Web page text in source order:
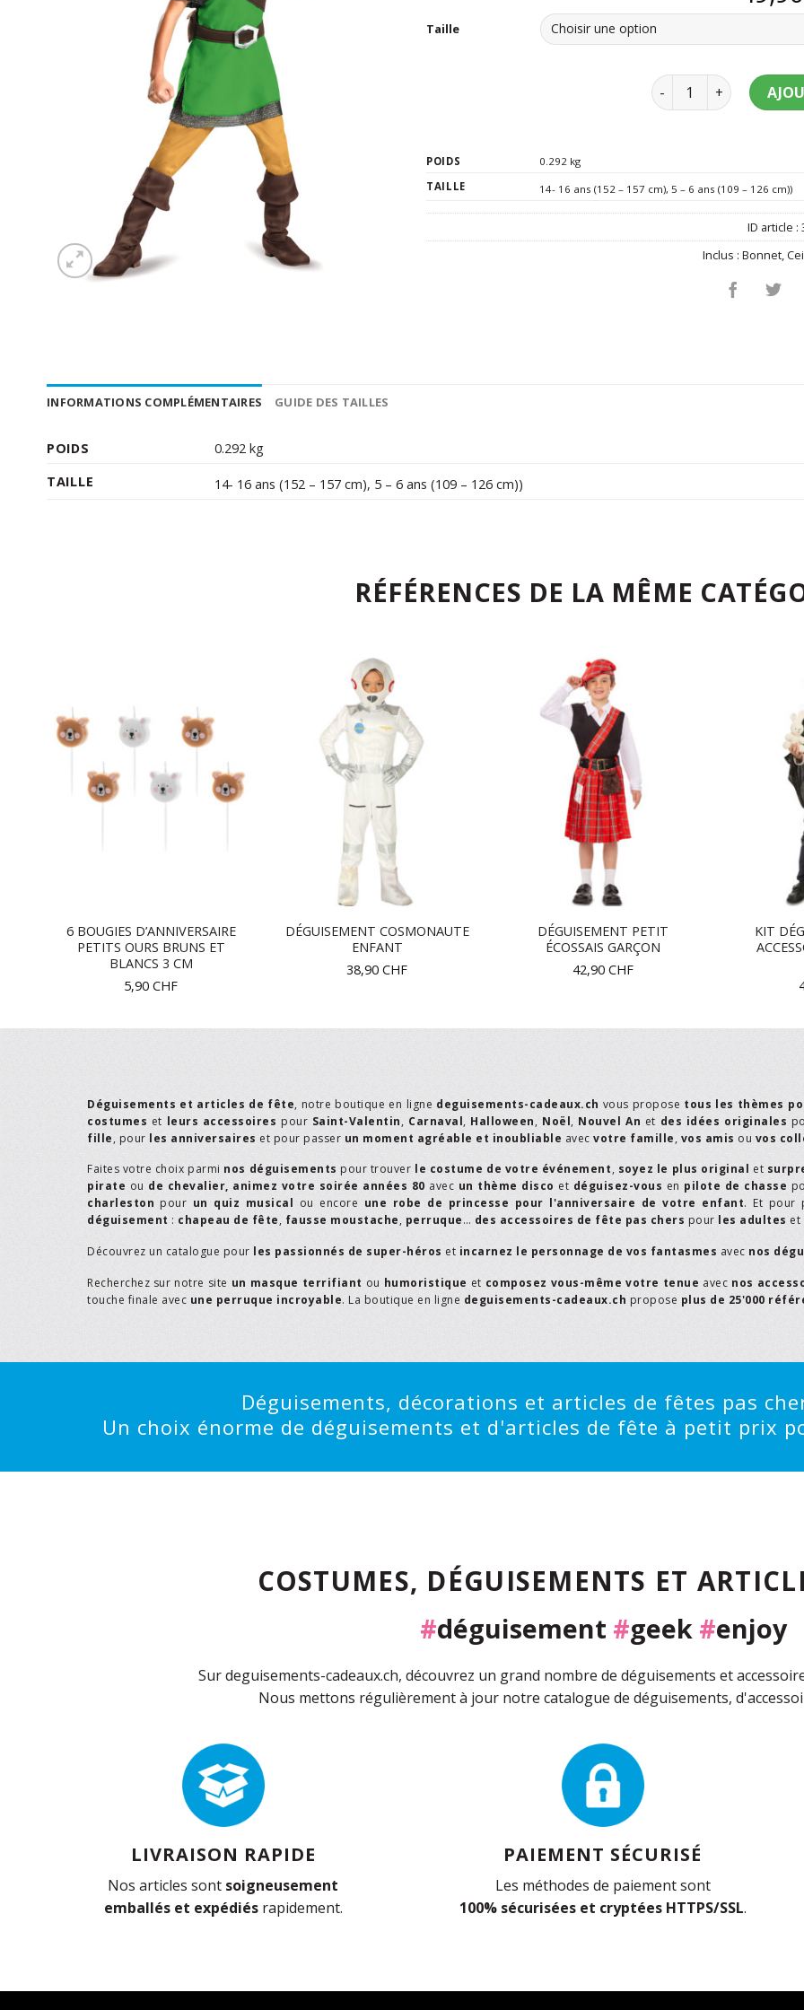
Taille
quantité de
POIDS
0.292 kg
TAILLE
14- 16 ans (152 – 157 cm), 5 – 6 ans (109 – 126 cm))
ID article :
Inclus : Bonnet,
INFORMATIONS COMPLÉMENTAIRES GUIDE DES TAILLES
POIDS
0.292 kg
TAILLE
14- 16 ans (152 – 157 cm), 5 – 6 ans (109 – 126 cm))
RÉFÉRENCES DE LA MÊME
6 BOUGIES D’ANNIVERSAIRE
PETITS OURS BRUNS ET
BLANCS 3 CM
5,90 CHF
DÉGUISEMENT COSMONAUTE
ENFANT
38,90 CHF
DÉGUISEMENT PETIT
ÉCOSSAIS GARÇON
42,90 CHF
KIT
Déguisements et articles de fête, notre boutique en ligne deguisements-cadeaux.ch vous propose tous les thèmes
costumes et leurs accessoires pour Saint-Valentin, Carnaval, Halloween, Noël, Nouvel An et des idées originales
fille, pour les anniversaires et pour passer un moment agréable et inoubliable avec votre famille, vos amis ou vos
Faites votre choix parmi nos déguisements pour trouver le costume de votre événement, soyez le plus original et
pirate ou de chevalier, animez votre soirée années 80 avec un thème disco et déguisez-vous en pilote de chasse
charleston pour un quiz musical ou encore une robe de princesse pour l'anniversaire de votre enfant. Et pour
déguisement : chapeau de fête, fausse moustache, perruque… des accessoires de fête pas chers pour les adultes et
Découvrez un catalogue pour les passionnés de super-héros et incarnez le personnage de vos fantasmes avec nos
Recherchez sur notre site un masque terrifiant ou humoristique et composez vous-même votre tenue avec nos
touche finale avec une perruque incroyable. La boutique en ligne deguisements-cadeaux.ch propose plus de 25'000
Déguisements, décorations et articles de fêtes pas
Un choix énorme de déguisements et d'articles de fête à petit prix
COSTUMES, DÉGUISEMENTS ET
#déguisement #geek #enjoy
Sur deguisements-cadeaux.ch, découvrez un grand nombre de déguisements et
Nous mettons régulièrement à jour notre catalogue de déguisements,
LIVRAISON RAPIDE
Nos articles sont soigneusement
emballés et expédiésrapidement.
PAIEMENT SÉCURISÉ
Les méthodes de paiement sont
100% sécurisées et cryptées HTTPS/SSL.